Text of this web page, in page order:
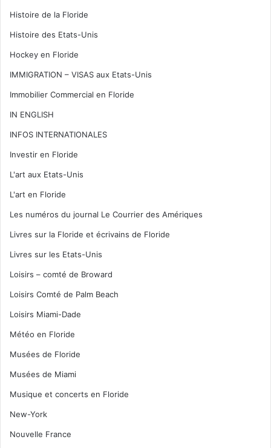
Histoire de la Floride
Histoire des Etats-Unis
Hockey en Floride
IMMIGRATION – VISAS aux Etats-Unis
Immobilier Commercial en Floride
IN ENGLISH
INFOS INTERNATIONALES
Investir en Floride
L'art aux Etats-Unis
L'art en Floride
Les numéros du journal Le Courrier des Amériques
Livres sur la Floride et écrivains de Floride
Livres sur les Etats-Unis
Loisirs – comté de Broward
Loisirs Comté de Palm Beach
Loisirs Miami-Dade
Météo en Floride
Musées de Floride
Musées de Miami
Musique et concerts en Floride
New-York
Nouvelle France